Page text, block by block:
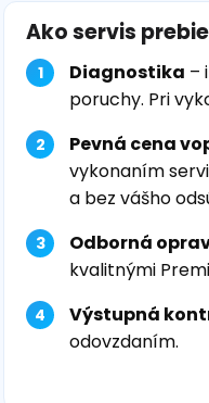
Ako servis
Diagnostika –
poruchy. Pri
Pevná cena
vykonaním
a bez vášho
Odborná
kvalitnými
Výstupná
odovzdaním.